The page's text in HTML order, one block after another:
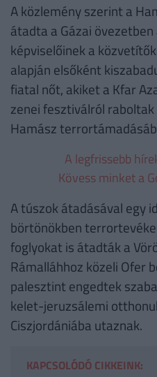
A közlemény szerint a
átadta a Gázai
képviselőinek a
alapján elsőként
fiatal nőt, akiket a Kfar
zenei fesztiválról
Hamász
A legfrissebb
Kövess minket a
A túszok átadásával egy
börtönökben
foglyokat is átadták a
Rámalláhhoz közeli Ofer
palesztint engedtek
kelet-jeruzsálemi
Ciszjordániába utaznak.
KAPCSOLÓDÓ CIKKEINK: